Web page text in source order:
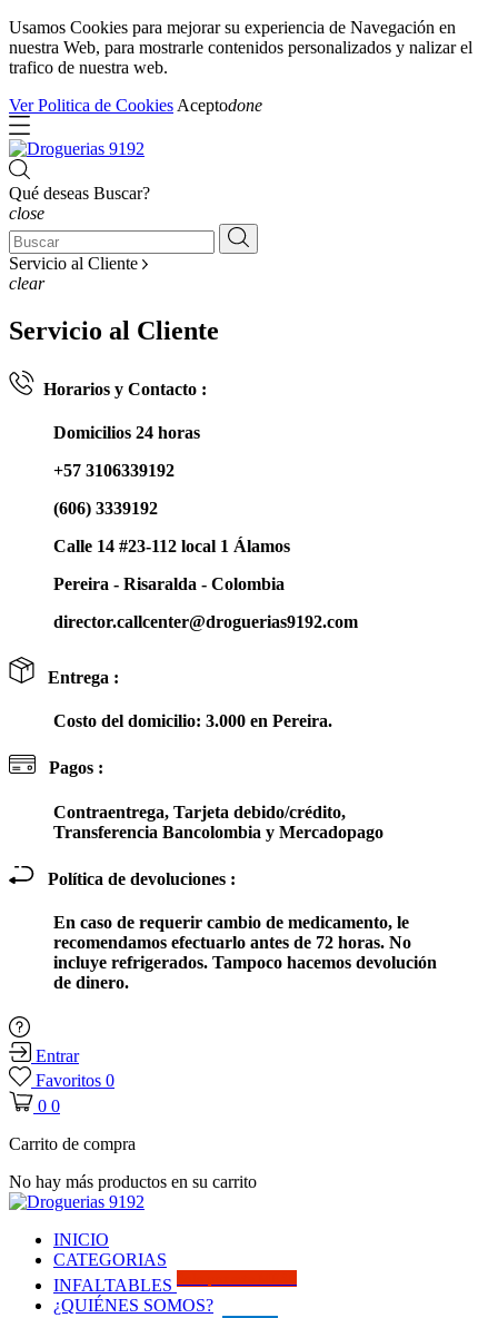
Usamos Cookies para mejorar su experiencia de Navegación en
nuestra Web, para mostrarle contenidos personalizados y nalizar el
trafico de nuestra web.
Ver Politica de Cookies Aceptodone
Qué deseas Buscar?
close
Servicio al Cliente
clear
Servicio al Cliente
Horarios y Contacto :
Domicilios 24 horas
+57 3106339192
(606) 3339192
Calle 14 #23-112 local 1 Álamos
Pereira - Risaralda - Colombia
director.callcenter@droguerias9192.com
Entrega :
Costo del domicilio: 3.000 en Pereira.
Pagos :
Contraentrega, Tarjeta debido/crédito,
Transferencia Bancolombia y Mercadopago
Política de devoluciones :
En caso de requerir cambio de medicamento, le
recomendamos efectuarlo antes de 72 horas. No
incluye refrigerados. Tampoco hacemos devolución
de dinero.
Entrar
Favoritos 0
0 0
Carrito de compra
No hay más productos en su carrito
INICIO
CATEGORIAS
INFALTABLES
¿QUIÉNES SOMOS?